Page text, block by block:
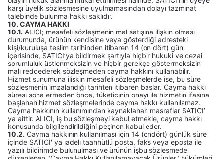
karşı üyelik sözleşmesine uyulmamasından dolayı tazminat
talebinde bulunma hakkı saklıdır.
10. CAYMA HAKKI
10.1. ALICI; mesafeli sözleşmenin mal satışına ilişkin olması
durumunda, ürünün kendisine veya gösterdiği adresteki
kişi/kuruluşa teslim tarihinden itibaren 14 (on dört) gün
içerisinde, SATICI’ya bildirmek şartıyla hiçbir hukuki ve cezai
sorumluluk üstlenmeksizin ve hiçbir gerekçe göstermeksizin
malı reddederek sözleşmeden cayma hakkını kullanabilir.
Hizmet sunumuna ilişkin mesafeli sözleşmelerde ise, bu süre
sözleşmenin imzalandığı tarihten itibaren başlar. Cayma hakkı
süresi sona ermeden önce, tüketicinin onayı ile hizmetin ifasına
başlanan hizmet sözleşmelerinde cayma hakkı kullanılamaz.
Cayma hakkının kullanımından kaynaklanan masraflar SATICI’
ya aittir. ALICI, iş bu sözleşmeyi kabul etmekle, cayma hakkı
konusunda bilgilendirildiğini peşinen kabul eder.
10.2. Cayma hakkının kullanılması için 14 (ondört) günlük süre
içinde SATICI' ya iadeli taahhütlü posta, faks veya eposta ile
yazılı bildirimde bulunulması ve ürünün işbu sözleşmede